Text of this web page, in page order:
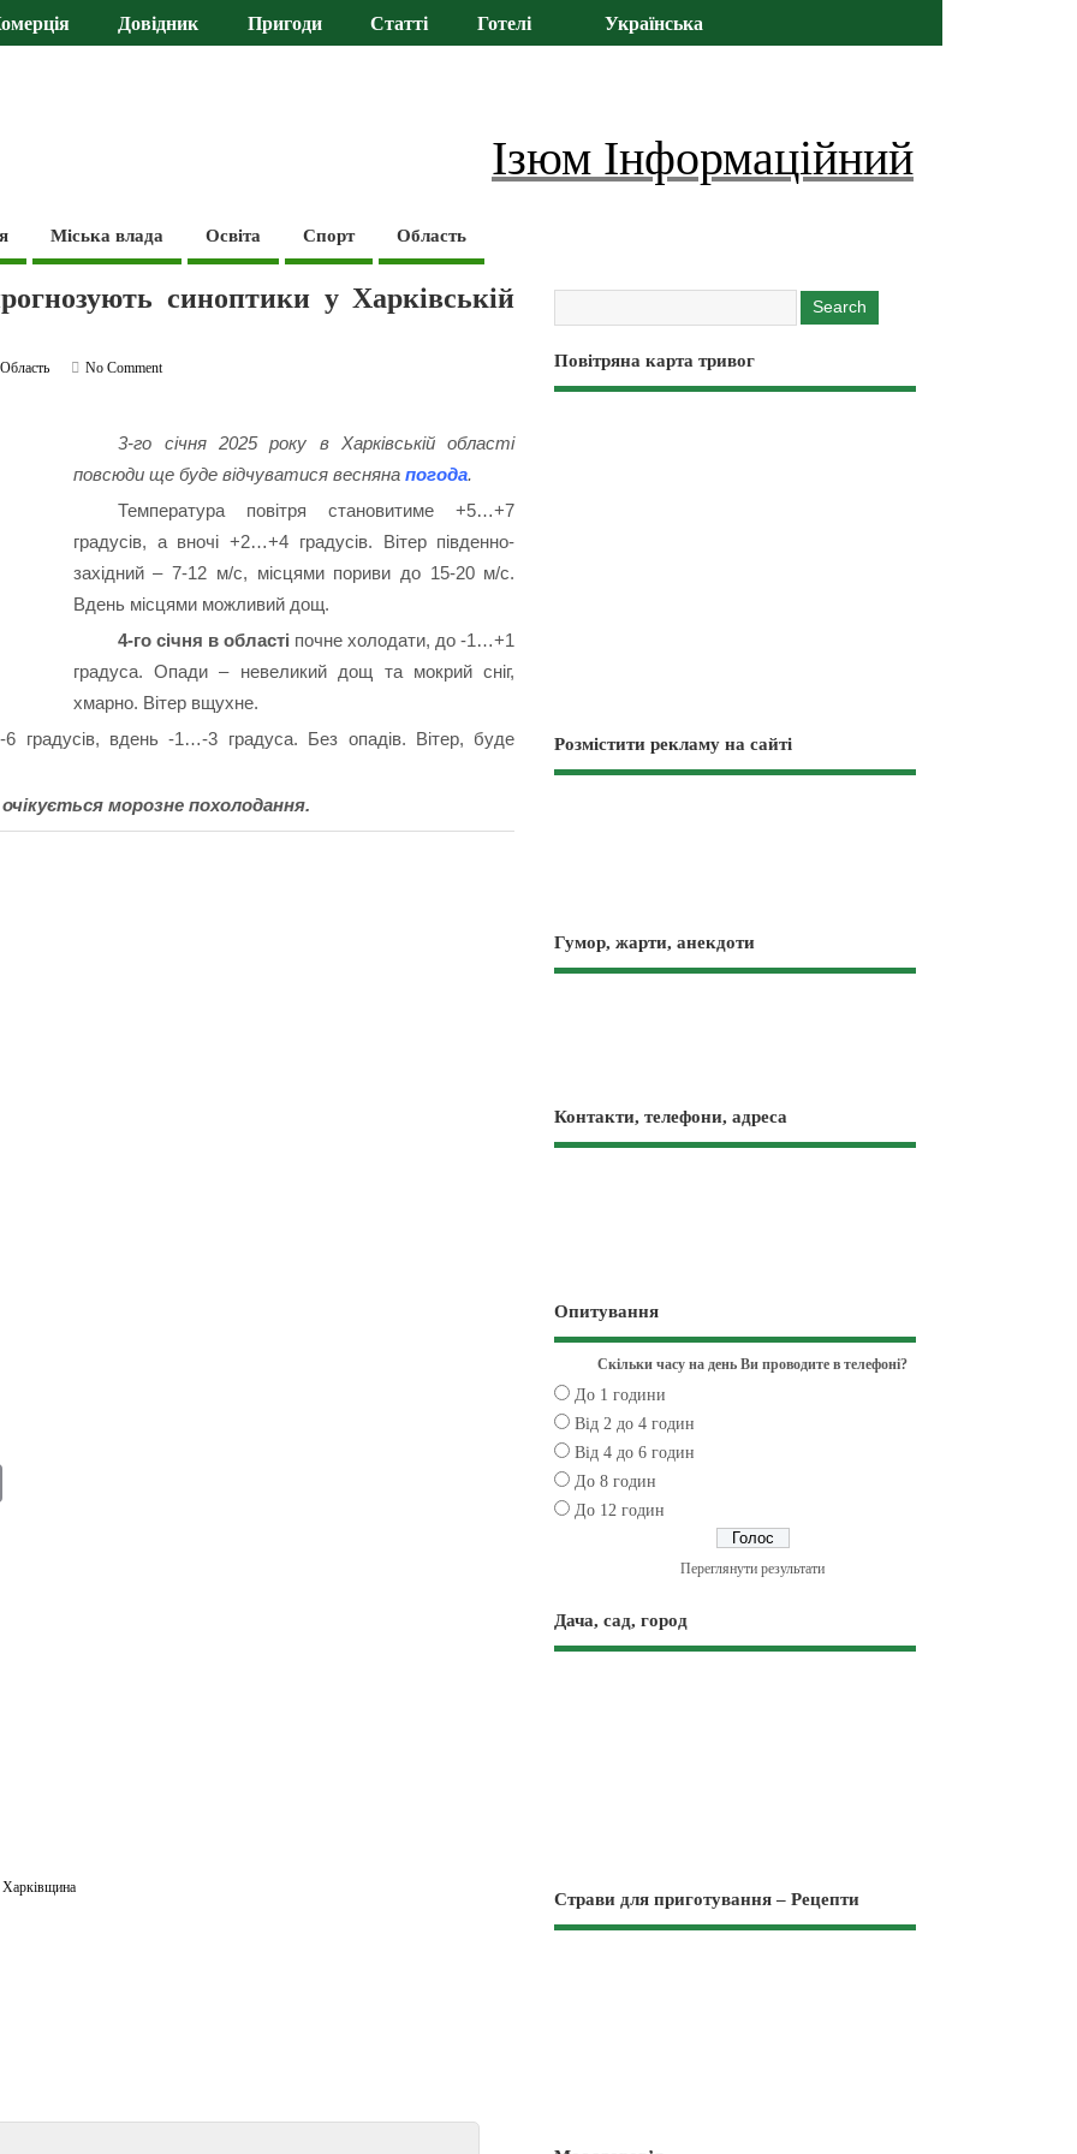
Довідник Пригоди Статті Готелі Українська
Ізюм Інформаційний
Міська влада Освіта Спорт Область
синоптики у Харківській
Область
No Comment
3-го січня 2025 року в Харківській області
повсюди ще буде відчуватися весняна погода.
Температура повітря становитиме +5…+7
градусів, а вночі +2…+4 градусів. Вітер південно-
західний – 7-12 м/с, місцями пориви до 15-20 м/с.
Вдень місцями можливий дощ.
4-го січня в області почне холодати, до -1…+1
градуса.Опади – невеликий дощ та мокрий сніг,
хмарно. Вітер вщухне.
градусів, вдень -1…-3 градуса. Без опадів. Вітер, буде
очікується морозне похолодання.
,Харківщина
Повітряна карта тривог
Розмістити рекламу на сайті
Гумор, жарти, анекдоти
Контакти, телефони, адреса
Опитування
Скільки часу на день Ви проводите в телефоні?
До 1 години
Від 2 до 4 годин
Від 4 до 6 годин
До 8 годин
До 12 годин
Переглянути результати
Дача, сад, город
Страви для приготування – Рецепти